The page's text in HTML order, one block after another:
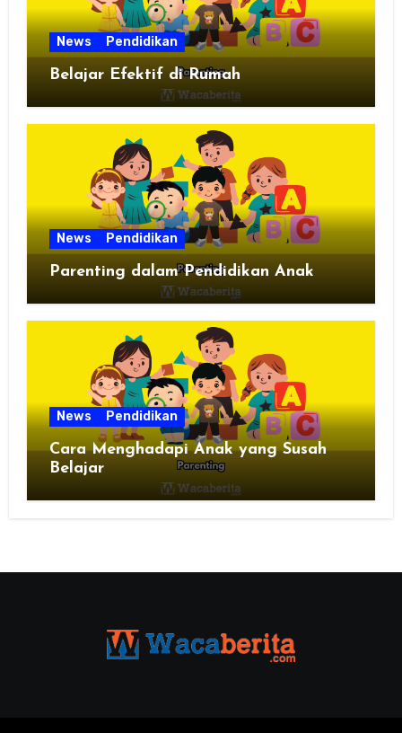
News Pendidikan
Belajar Efektif di Rumah
News Pendidikan
Parenting dalam Pendidikan Anak
News Pendidikan
Cara Menghadapi Anak yang Susah
Belajar